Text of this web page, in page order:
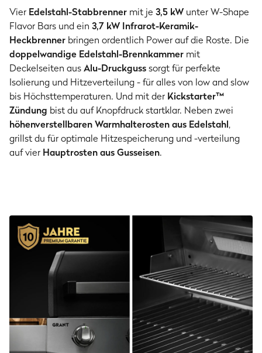
Vier Edelstahl-Stabbrenner mit je 3,5 kW unter W-Shape
Flavor Bars und ein 3,7 kW Infrarot-Keramik-
Heckbrenner bringen ordentlich Power auf die Roste. Die
doppelwandige Edelstahl-Brennkammer mit
Deckelseiten ausAlu-Druckgusssorgt für perfekte
Isolierung und Hitzeverteilung - für alles von low and slow
bis Höchsttemperaturen. Und mit der Kickstarter™
Zündung bist du auf Knopfdruck startklar. Neben zwei
höhenverstellbaren Warmhalterosten aus Edelstahl,
grillst du für optimale Hitzespeicherung und -verteilung
aufvier Hauptrostenaus Gusseisen.